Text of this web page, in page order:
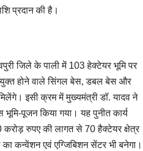
प्रदान की है।
जिले के पाली में 103 हेक्टेयर भूमि पर
होने वाले सिंगल बेस, डबल बेस और
इसी क्रम में मुख्यमंत्री डॉ. यादव ने
भूमि-पूजन किया गया। यह पुनीत कार्य
करोड़ रुपए की लागत से 70 हैक्टेयर क्षेत्र
कन्वेंशन एवं एग्जिबिशन सेंटर भी बनेगा।